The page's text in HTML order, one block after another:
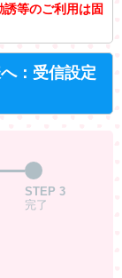
等のご利用は固
：受信設定
STEP 3
完了